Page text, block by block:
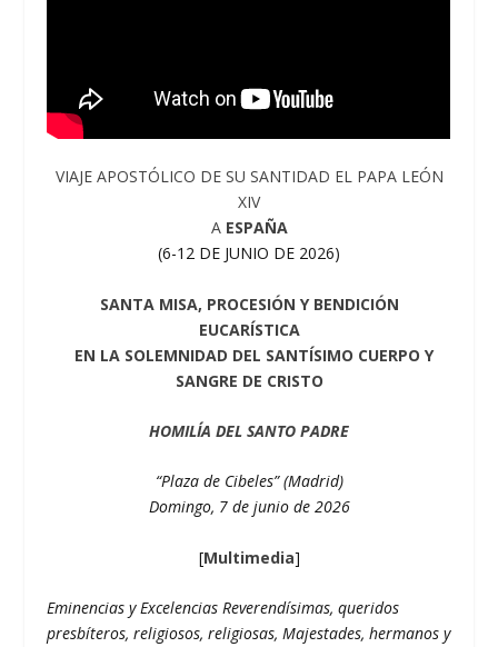
VIAJE APOSTÓLICO DE SU SANTIDAD EL PAPA LEÓN
XIV
A ESPAÑA
(6-12 DE JUNIO DE 2026)
SANTA MISA, PROCESIÓN Y BENDICIÓN
EUCARÍSTICA
EN LA SOLEMNIDAD DEL SANTÍSIMO CUERPO Y
SANGRE DE CRISTO
HOMILÍA DEL SANTO PADRE
“Plaza de Cibeles” (Madrid)
Domingo, 7 de junio de 2026
[Multimedia]
Eminencias y Excelencias Reverendísimas, queridos
presbíteros, religiosos, religiosas, Majestades, hermanos y